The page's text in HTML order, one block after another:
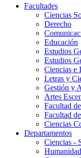
Facultades
Ciencias
Derecho
Educación
Estudios
Estudios
Ciencias e
Letras y
Gestión y
Artes
Facultad
Facultad
Ciencias
Departamentos
Ciencias -